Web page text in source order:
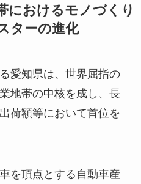
におけるモノづくり
ターの進化
愛知県は、世界屈指の
地帯の中核を成し、長
荷額等において首位を
を頂点とする自動車産